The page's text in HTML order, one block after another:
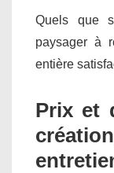
Quels que
paysager à
entière
Prix et